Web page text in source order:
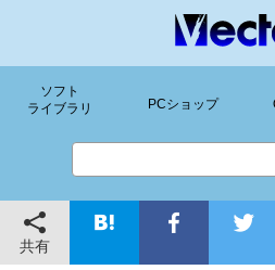
ソフト
ライブラリ
PCショップ
共有